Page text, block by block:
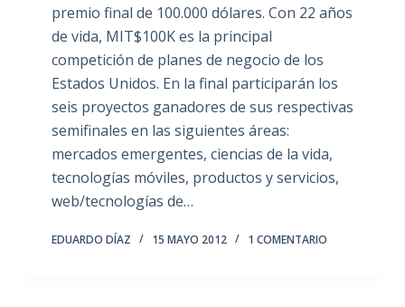
premio final de 100.000 dólares. Con 22 años
de vida, MIT$100K es la principal
competición de planes de negocio de los
Estados Unidos. En la final participarán los
seis proyectos ganadores de sus respectivas
semifinales en las siguientes áreas:
mercados emergentes, ciencias de la vida,
tecnologías móviles, productos y servicios,
web/tecnologías de…
EDUARDO DÍAZ 15 MAYO 2012 1 COMENTARIO